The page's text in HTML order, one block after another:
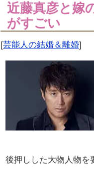
近藤真彦と嫁
がすごい
[芸能人の結婚＆離婚]
後押しした大物人物を